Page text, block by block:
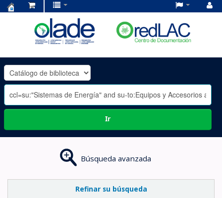
OLADE
-
Ir
Búsqueda avanzada
Refinar su búsqueda